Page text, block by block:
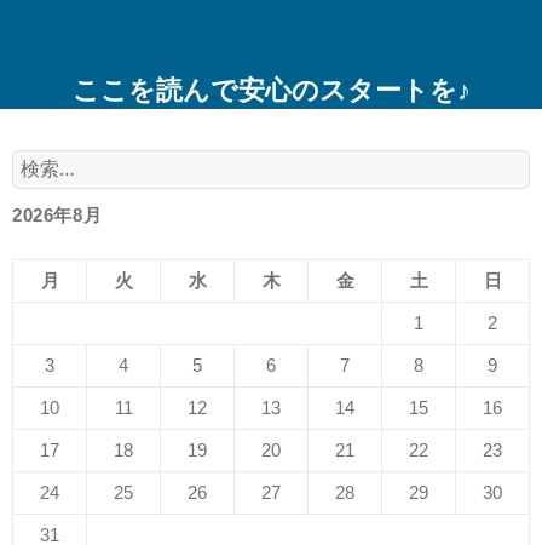
ここを読んで安心のスタートを♪
検
索:
2026年8月
月 火 水 木 金 土 日
1 2
3 4 5 6 7 8 9
10 11 12 13 14 15 16
17 18 19 20 21 22 23
24 25 26 27 28 29 30
31